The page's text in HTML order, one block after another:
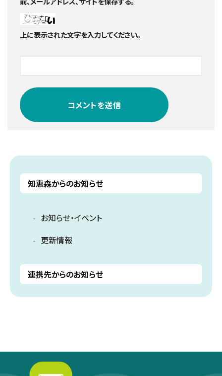
知恵森からのお知らせ
お知らせ・イベント
更新情報
連携先からのお知らせ
上に表示された文字を入力してください。